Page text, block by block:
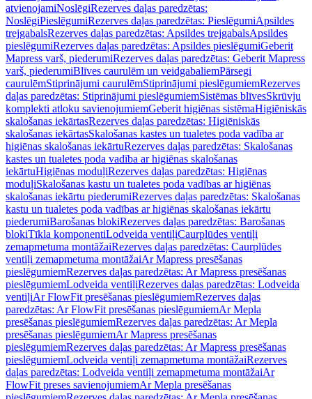
atvienojamiNoslēgiRezerves daļas paredzētas:
NoslēgiPieslēgumiRezerves daļas paredzētas: PieslēgumiApsildes
trejgabalsRezerves daļas paredzētas: Apsildes trejgabalsApsildes
pieslēgumiRezerves daļas paredzētas: Apsildes pieslēgumiGeberit
Mapress varš, piederumiRezerves daļas paredzētas: Geberit Mapress
varš, piederumiBlīves caurulēm un veidgabaliemPārsegi
caurulēmStiprinājumi caurulēmStiprinājumi pieslēgumiemRezerves
daļas paredzētas: Stiprinājumi pieslēgumiemSistēmas blīvesSkrūvju
komplekti atloku savienojumiemGeberit higiēnas sistēmaHigiēniskās
skalošanas iekārtasRezerves daļas paredzētas: Higiēniskās
skalošanas iekārtasSkalošanas kastes un tualetes poda vadība ar
higiēnas skalošanas iekārtuRezerves daļas paredzētas: Skalošanas
kastes un tualetes poda vadība ar higiēnas skalošanas
iekārtuHigiēnas moduļiRezerves daļas paredzētas: Higiēnas
moduļiSkalošanas kastu un tualetes poda vadības ar higiēnas
skalošanas iekārtu piederumiRezerves daļas paredzētas: Skalošanas
kastu un tualetes poda vadības ar higiēnas skalošanas iekārtu
piederumiBarošanas blokiRezerves daļas paredzētas: Barošanas
blokiTīkla komponentiLodveida ventiļiCaurplūdes ventiļi
zemapmetuma montāžaiRezerves daļas paredzētas: Caurplūdes
ventiļi zemapmetuma montāžaiAr Mapress presēšanas
pieslēgumiemRezerves daļas paredzētas: Ar Mapress presēšanas
pieslēgumiemLodveida ventiļiRezerves daļas paredzētas: Lodveida
ventiļiAr FlowFit presēšanas pieslēgumiemRezerves daļas
paredzētas: Ar FlowFit presēšanas pieslēgumiemAr Mepla
presēšanas pieslēgumiemRezerves daļas paredzētas: Ar Mepla
presēšanas pieslēgumiemAr Mapress presēšanas
pieslēgumiemRezerves daļas paredzētas: Ar Mapress presēšanas
pieslēgumiemLodveida ventiļi zemapmetuma montāžaiRezerves
daļas paredzētas: Lodveida ventiļi zemapmetuma montāžaiAr
FlowFit preses savienojumiemAr Mepla presēšanas